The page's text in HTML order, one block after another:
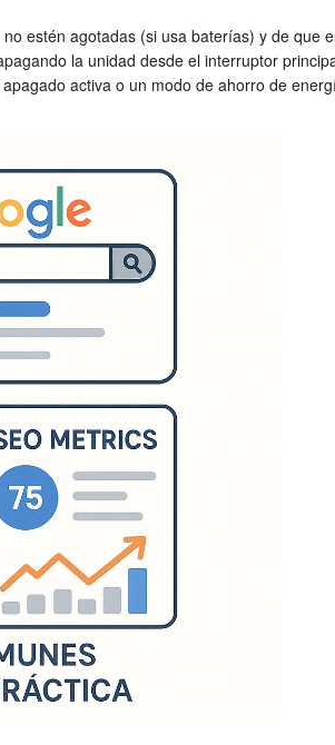
estén agotadas (si usa baterías) y de
la unidad desde el interruptor
activa o un modo de ahorro de